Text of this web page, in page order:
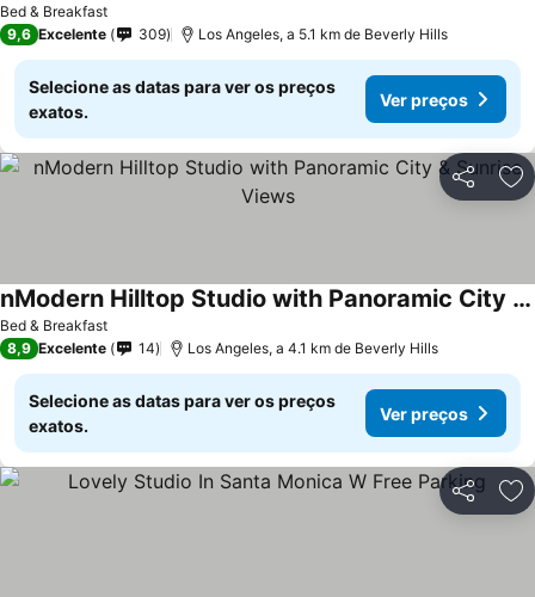
Bed & Breakfast
9,6 Excelente 309 Los Angeles, a 5.1 km de Beverly Hills
Selecione as datas para ver os preços
exatos.
Ver preços
Partilhar
Bed & Breakfast
nModern Hilltop Studio with Panoramic City & Sunrise Views
8,9 Excelente 14 Los Angeles, a 4.1 km de Beverly Hills
Selecione as datas para ver os preços
exatos.
Ver preços
Partilhar